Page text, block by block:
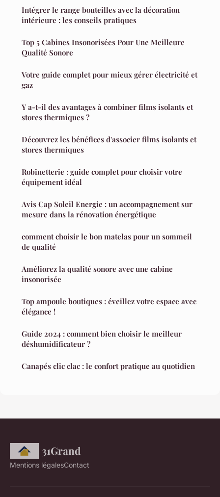
Intégrer le range bouteilles avec la décoration
intérieure : les conseils pratiques
Top 5 Cabines Insonorisées Pour Une Meilleure
Qualité Sonore
Votre guide complet pour mieux gérer électricité et
gaz
Y a-t-il des avantages à combiner films isolants et
stores thermiques ?
Découvrez les bénéfices d'associer films isolants et
stores thermiques
Robinetterie : guide complet pour choisir votre
équipement idéal
Avis Cap Soleil Energie : un accompagnement sur
mesure dans la rénovation énergétique
comment choisir le bon matelas pour un sommeil
de qualité
Améliorez la qualité sonore avec une cabine
insonorisée
Top ampoule boutiques : éveillez votre espace avec
élégance !
Guide 2024 : comment bien choisir le meilleur
déshumidificateur ?
Canapés clic clac : le confort pratique au quotidien
31Grand
Mentions légalesContact